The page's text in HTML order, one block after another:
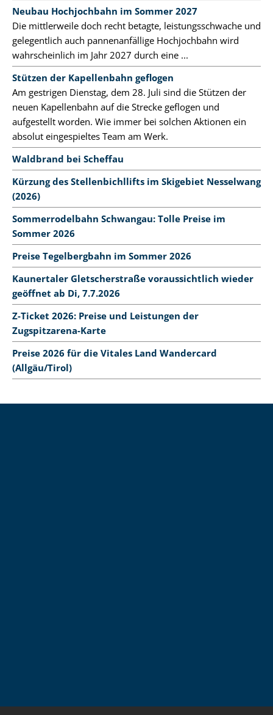
Neubau Hochjochbahn im Sommer 2027
Die mittlerweile doch recht betagte, leistungsschwache und
gelegentlich auch pannenanfällige Hochjochbahn wird
wahrscheinlich im Jahr 2027 durch eine ...
Stützen der Kapellenbahn geflogen
Am gestrigen Dienstag, dem 28. Juli sind die Stützen der
neuen Kapellenbahn auf die Strecke geflogen und
aufgestellt worden. Wie immer bei solchen Aktionen ein
absolut eingespieltes Team am Werk.
Waldbrand bei Scheffau
Kürzung des Stellenbichllifts im Skigebiet Nesselwang
(2026)
Sommerrodelbahn Schwangau: Tolle Preise im
Sommer 2026
Preise Tegelbergbahn im Sommer 2026
Kaunertaler Gletscherstraße voraussichtlich wieder
geöffnet ab Di, 7.7.2026
Z-Ticket 2026: Preise und Leistungen der
Zugspitzarena-Karte
Preise 2026 für die Vitales Land Wandercard
(Allgäu/Tirol)